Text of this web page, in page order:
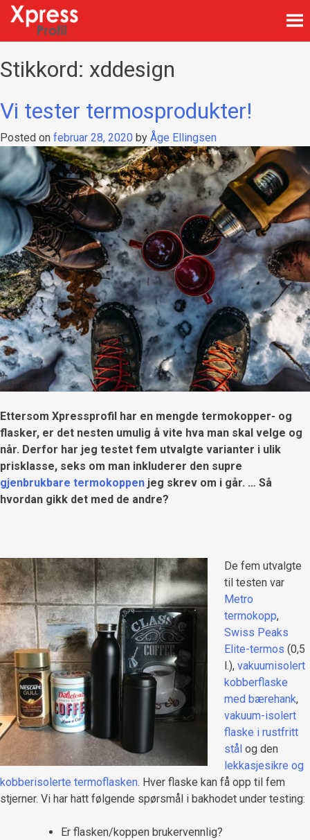
Skip
content
Stikkord: xddesign
Vi tester termosprodukter!
Posted on februar 28, 2020 by Åge Ellingsen
Ettersom Xpressprofil har en mengde termokopper- og
flasker, er det nesten umulig å vite hva man skal velge og
når. Derfor har jeg testet fem utvalgte varianter i ulik
prisklasse, seks om man inkluderer den supre
gjenbrukbare termokoppen jeg skrev om i går. … Så
hvordan gikk det med de andre?
De fem utvalgte
til testen var
Metro
termokopp,
Swiss Peaks
Elite-termos (0,5
l.), vakuumisolert
kobberflaske
med bærehank,
vakuum-isolert
flaske i rustfritt
stål og den
lekkasjesikre og
kobberisolerte termoflasken. Hver flaske kan få opp til fem
stjerner. Vi har hatt følgende spørsmål i bakhodet under testing:
Er flasken/koppen brukervennlig?